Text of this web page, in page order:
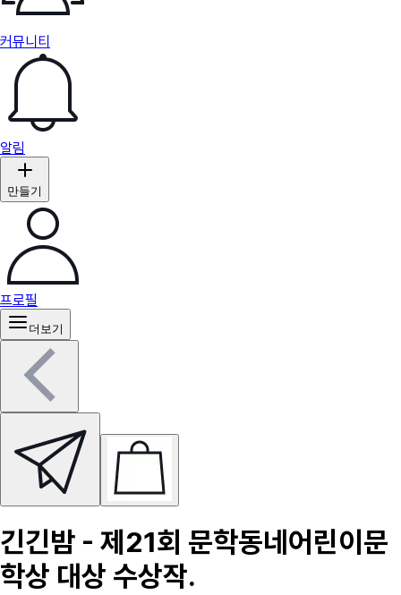
커뮤니티
알림
만들기
프로필
더보기
긴긴밤 - 제21회 문학동네어린이문
학상 대상 수상작.